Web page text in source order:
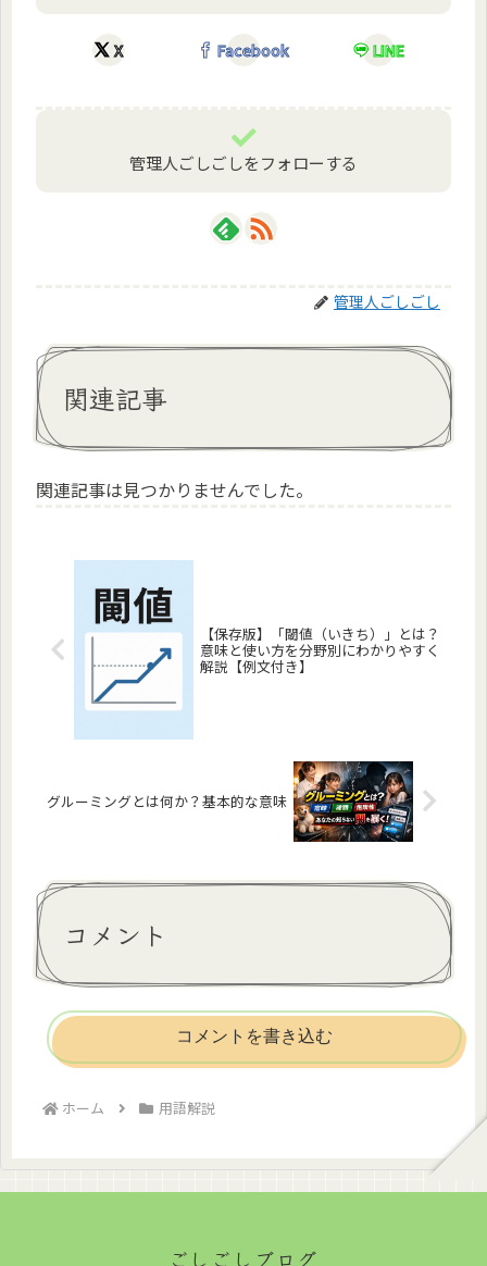
X Facebook LINE
管理人ごしごしをフォローする
管理人ごしごし
関連記事
関連記事は見つかりませんでした。
【保存版】「閾値（いきち）」とは？
意味と使い方を分野別にわかりやすく
解説【例文付き】
グルーミングとは何か？基本的な意味
コメント
コメントを書き込む
ホーム 用語解説
ごしごしブログ